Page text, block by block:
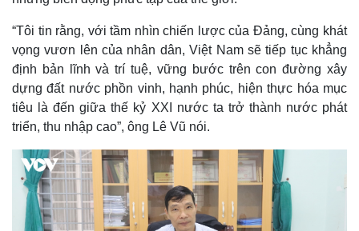
“Tôi tin rằng, với tầm nhìn chiến lược của Đảng, cùng khát
vọng vươn lên của nhân dân, Việt Nam sẽ tiếp tục khẳng
định bản lĩnh và trí tuệ, vững bước trên con đường xây
dựng đất nước phồn vinh, hạnh phúc, hiện thực hóa mục
tiêu là đến giữa thế kỷ XXI nước ta trở thành nước phát
triển, thu nhập cao”, ông Lê Vũ nói.